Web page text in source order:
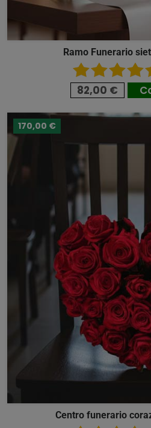
Ramo Funerario
82,00 €
170,00 €
Centro funerario